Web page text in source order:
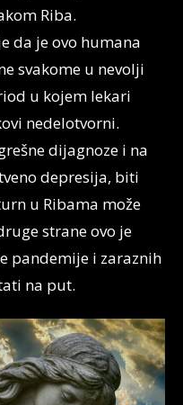
Riba.
da je ovo humana
svakome u nevolji
u kojem lekari
nedelotvorni.
dijagnoze i na
depresija, biti
u Ribama može
strane ovo je
pandemije i zaraznih
na put.